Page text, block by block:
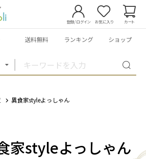
登録/ログイン お気に入り カート
送料無料 ランキング ショップ
異食家styleよっしゃん
家styleよっしゃん